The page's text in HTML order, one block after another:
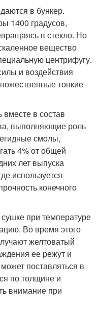
в бункер.
1400 градусов,
в стекло. Но
вещество
центрифугу.
и воздействия
тонкие
в состав
выполняющие роль
смолы,
4% от общей
лет выпуска
используется
конечного
при температуре
Во время этого
желтоватый
ее режут и
поставляться в
по толщине и
внимание при